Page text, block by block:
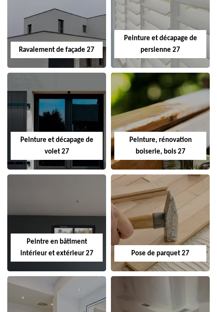
Ravalement de façade 27
Peinture et décapage de
persienne 27
Peinture et décapage de
volet 27
Peinture, rénovation
boiserie, bois 27
Peintre en bâtiment
intérieur et extérieur 27
Pose de parquet 27